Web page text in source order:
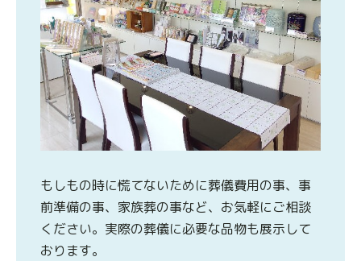
もしもの時に慌てないために葬儀費用の事、事
前準備の事、家族葬の事など、お気軽にご相談
ください。実際の葬儀に必要な品物も展示して
おります。